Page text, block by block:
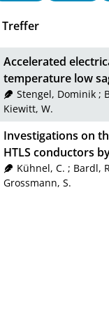
Treffer
Accelerated
temperature low
Stengel, Dominik;
Kiewitt, W.
Investigations on
HTLS conductors
Kühnel, C. ; Bardl,
Grossmann, S.